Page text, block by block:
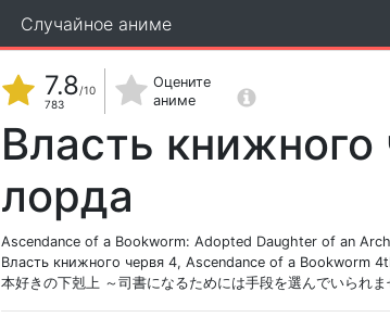
Случайное аниме
7.8/10
783
Оцените
аниме
Власть
лорда
Ascendance of a Bookworm: Adopted Daughter of an
Власть книжного червя 4, Ascendance of a Bookworm
本好きの下剋上 ～司書になるためには手段を選んでいられ